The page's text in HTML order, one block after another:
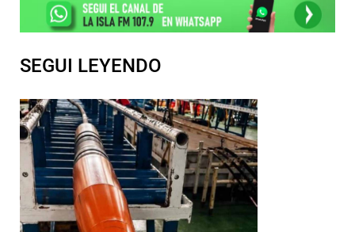
SEGUI LEYENDO